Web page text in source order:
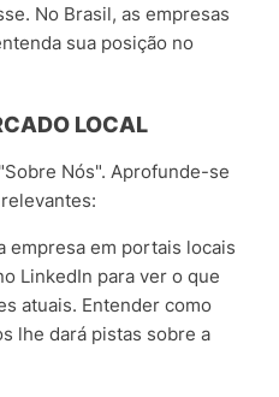
No Brasil, as empresas
sua posição no
LOCAL
Nós". Aprofunde-se
empresa em portais locais
LinkedIn para ver o que
atuais. Entender como
lhe dará pistas sobre a